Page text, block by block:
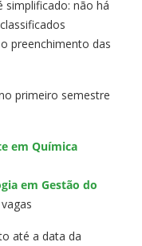
simplificado: não há
preenchimento das
primeiro semestre
em Química
em Gestão do
até a data da